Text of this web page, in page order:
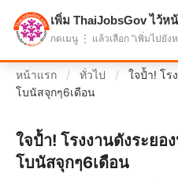
แบ่งปันโอกาส เพื่ออนาคตที่
หน้าแรก / ทั่วไป /
ใจป้ำ! โร
โบนัสจุกๆ6เดือน
ใจป้ำ! โรงงานดังระย
โบนัสจุกๆ6เดือน
เพิ่ม ThaiJobsGov ไว้ห
กดเมนู ⋮ แล้วเลือก "เพิ่มไปยัง